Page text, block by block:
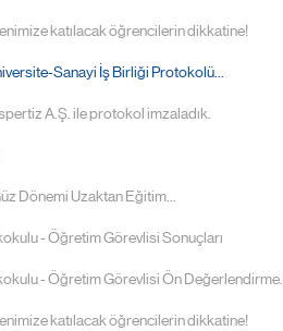
katılacak öğrencilerin dikkatine!
Sanayi İş Birliği Protokolü...
A.Ş. ile protokol imzaladık.
Dönemi Uzaktan Eğitim...
- Öğretim Görevlisi Sonuçları
- Öğretim Görevlisi Ön
katılacak öğrencilerin dikkatine!